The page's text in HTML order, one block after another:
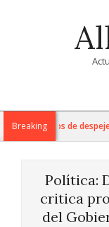
Navigation
MenuBreaking
trabajos de despeje
Política:
critica
del